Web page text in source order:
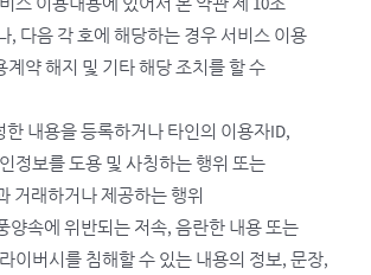
, 다음 각 호에 해당하는 경우 서비스 이용
계약 해지 및 기타 해당 조치를 할 수
한 내용을 등록하거나 타인의 이용자ID,
정보를 도용 및 사칭하는 행위 또는
거래하거나 제공하는 행위
양속에 위반되는 저속, 음란한 내용 또는
이버시를 침해할 수 있는 내용의 정보, 문장,